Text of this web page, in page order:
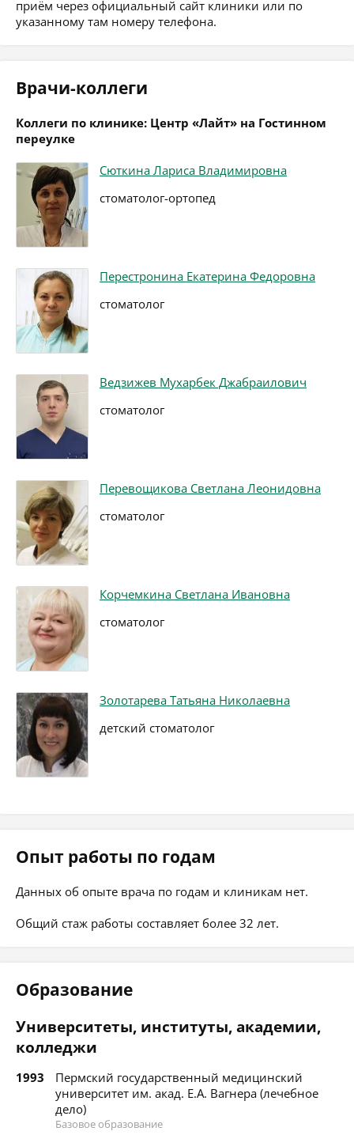
приём через официальный сайт клиники или по
указанному там номеру телефона.
Врачи-коллеги
Коллеги по клинике: Центр «Лайт» на Гостинном
переулке
Сюткина Лариса Владимировна
стоматолог-ортопед
Перестронина Екатерина Федоровна
стоматолог
Ведзижев Мухарбек Джабраилович
стоматолог
Перевощикова Светлана Леонидовна
стоматолог
Корчемкина Светлана Ивановна
стоматолог
Золотарева Татьяна Николаевна
детский стоматолог
Опыт работы по годам
Данных об опыте врача по годам и клиникам нет.
Общий стаж работы составляет более 32 лет.
Образование
Университеты, институты, академии,
колледжи
1993
Пермский государственный медицинский
университет им. акад. Е.А. Вагнера (лечебное
дело)
Базовое образование